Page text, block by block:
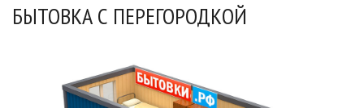
БЫТОВКА С ПЕРЕГОРОДКОЙ